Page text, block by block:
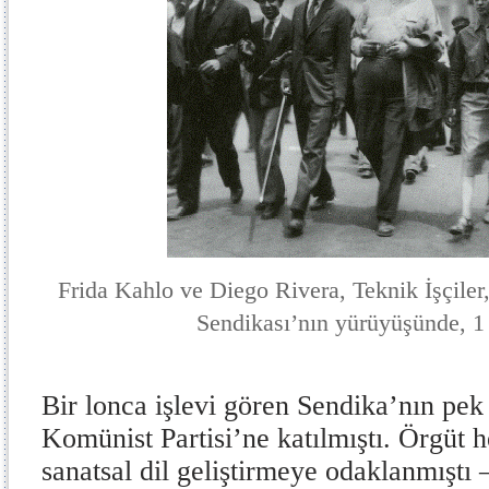
Frida Kahlo ve Diego Rivera, Teknik
Sendikası’nın yürüyüşünde,
Bir lonca işlevi gören Sendika’nın
Komünist Partisi’ne katılmıştı.
sanatsal dil geliştirmeye odaklanmıştı